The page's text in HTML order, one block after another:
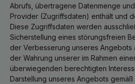
Abrufs, übertragene Datenmenge
Provider (Zugriffsdaten) enthält und
Diese Zugriffsdaten werden
Sicherstellung eines störungsfreien
der Verbesserung unseres Angebots
der Wahrung unserer im Rahmen
überwiegenden berechtigten
Darstellung unseres Angebots gemäß